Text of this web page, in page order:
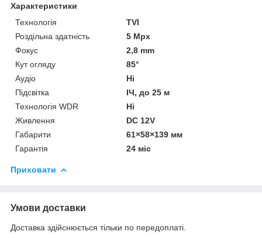
Характеристики
Технологія
TVI
Роздільна здатність
5 Mpx
Фокус
2,8 mm
Кут огляду
85°
Аудіо
Ні
Підсвітка
ІЧ, до 25 м
Технологія WDR
Ні
Живлення
DC 12V
Габарити
61×58×139 мм
Гарантія
24 міс
Приховати
Умови доставки
Доставка здійснюється тільки по передоплаті.